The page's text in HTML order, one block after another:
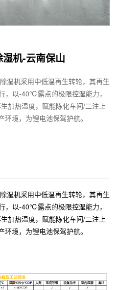
机-云南保山
湿机采用中低温再生转轮，其再生
以-40℃露点的极限控湿能力，
加热温度，赋能陈化车间/二注上
境，为锂电池保驾护航。
湿机采用中低温再生转轮，其再生
以-40℃露点的极限控湿能力，
加热温度，赋能陈化车间/二注上
境，为锂电池保驾护航。